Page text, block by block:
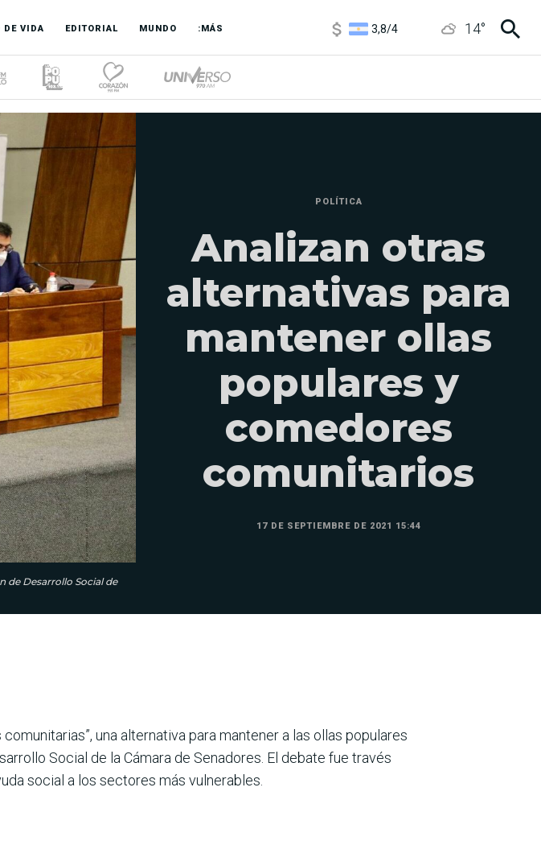
DE VIDA EDITORIAL MUNDO :MÁS
6850/ 14°
de Desarrollo Social de
POLÍTICA
Analizan otras
alternativas para
mantener ollas
populares y
comedores
comunitarios
17 DE SEPTIEMBRE DE 2021 15:44
una alternativa para mantener a las ollas populares
Social de la Cámara de Senadores. El debate fue través
social a los sectores más vulnerables.